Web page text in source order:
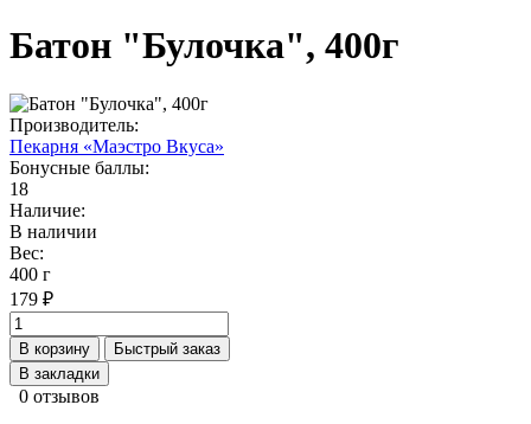
Батон "Булочка", 400г
Производитель:
Пекарня «Маэстро Вкуса»
Бонусные баллы:
18
Наличие:
В наличии
Вес:
400 г
179 ₽
В корзину
Быстрый заказ
В закладки
0 отзывов